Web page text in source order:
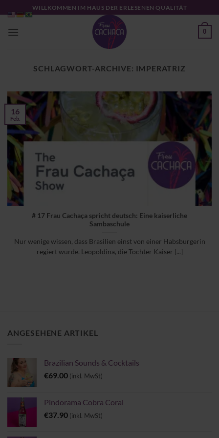
Inhalt
springen
WILLKOMMEN IM HAUS DER ERLESENEN QUALITÄT
0
SCHLAGWORT-ARCHIVE: IMPERATRIZ
# 17 Frau Cachaça spricht deutsch: Eine kaiserliche
Sambaschule
Nur wenige wissen, dass Brasilien einst von einer Habsburgerin
regiert wurde. Leopoldina, die Tochter Kaiser [...]
16
Feb.
ANGESEHENE ARTIKEL
Brazilian Sounds & Cocktails
€69.00 (inkl. MwSt)
Pindorama Cobra Coral
€37.90 (inkl. MwSt)